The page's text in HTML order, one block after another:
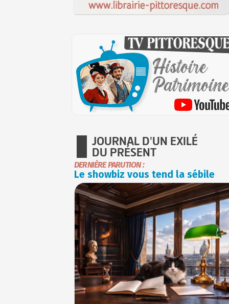
JOURNAL D'UN EXILÉ
DU PRÉSENT
DERNIÈRE PARUTION :
Le showbiz vous tend la sébile